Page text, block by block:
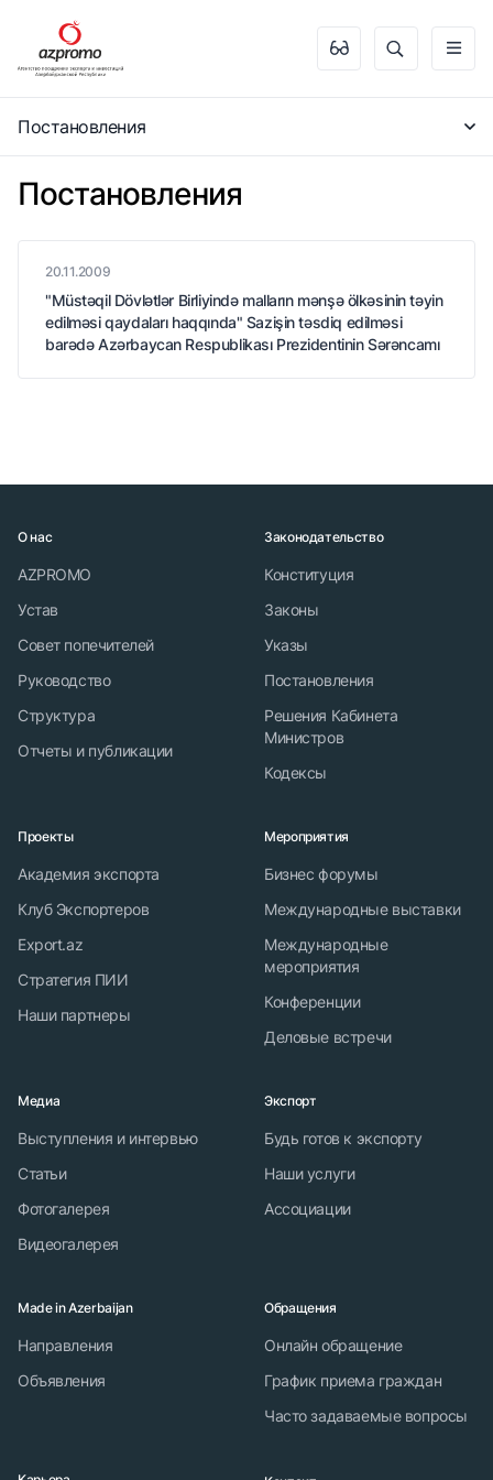
Постановления
Постановления
20.11.2009
"Müstəqil Dövlətlər Birliyində malların mənşə ölkəsinin təyin
edilməsi qaydaları haqqında" Sazişin təsdiq edilməsi
barədə Azərbaycan Respublikası Prezidentinin Sərəncamı
О нас
AZPROMO
Устав
Совет попечителей
Руководство
Структура
Отчеты и публикации
Законодательство
Конституция
Законы
Указы
Постановления
Решения Кабинета
Министров
Кодексы
Проекты
Академия экспорта
Клуб Экспортеров
Export.az
Стратегия ПИИ
Наши партнеры
Мероприятия
Бизнес форумы
Международные выставки
Международные
мероприятия
Конференции
Деловые встречи
Медиа
Выступления и интервью
Статьи
Фотогалерея
Видеогалерея
Экспорт
Будь готов к экспорту
Наши услуги
Ассоциации
Made in Azerbaijan
Направления
Объявления
Обращения
Онлайн обращение
График приема граждан
Часто задаваемые вопросы